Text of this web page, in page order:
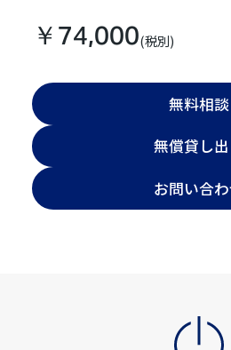
￥74,000(税別)
無料相談
無償貸し
お問い合